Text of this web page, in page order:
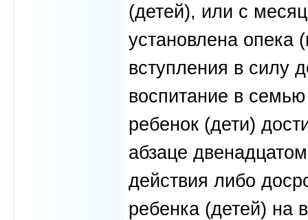
(детей), или с
установлена опека
вступления в силу
воспитание в
ребенок (дети)
абзаце
действия либо
ребенка (детей) на